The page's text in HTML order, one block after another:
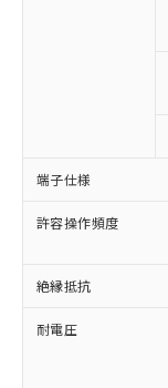
端子仕様
許容操作頻度
絶縁抵抗
耐電圧
以下の条
ご利用く
本
商
(税
当
本
こ
在
記
タ
覧
準
対応予定
非含有に
定はあり
調査・確
非含有の
非該当品
害物質有
仕入先様
いたもの
むを得ず
六価クロム
類(PBB)
「○」：
基準値以
「×」：
基準値を
「－」：
*中国
Pb(鉛)
Cr(Ⅵ)(六価
当
為
（
ま
国
可)